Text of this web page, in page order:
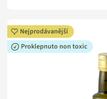
Nejprodávanější
Proklepnuto non toxic